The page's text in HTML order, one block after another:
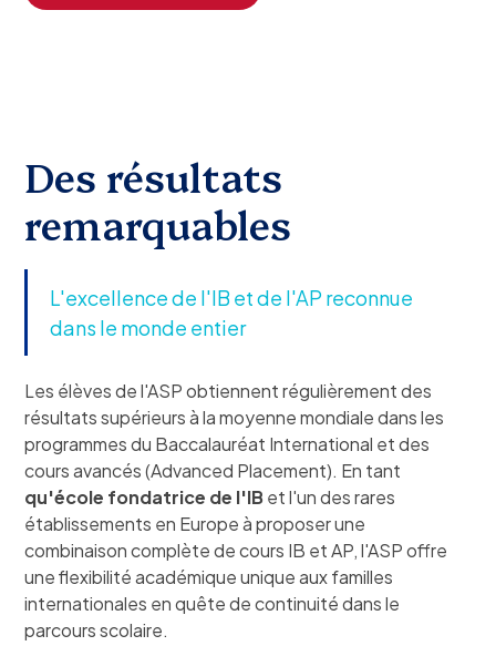
Des résultats
remarquables
L'excellence de l'IB et de l'AP reconnue
dans le monde entier
Les élèves de l'ASP obtiennent régulièrement des
résultats supérieurs à la moyenne mondiale dans les
programmes du Baccalauréat International et des
cours avancés (Advanced Placement). En tant
qu'école fondatrice de l'IBet l'un des rares
établissements en Europe à proposer une
combinaison complète de cours IB et AP, l'ASP offre
une flexibilité académique unique aux familles
internationales en quête de continuité dans le
parcours scolaire.